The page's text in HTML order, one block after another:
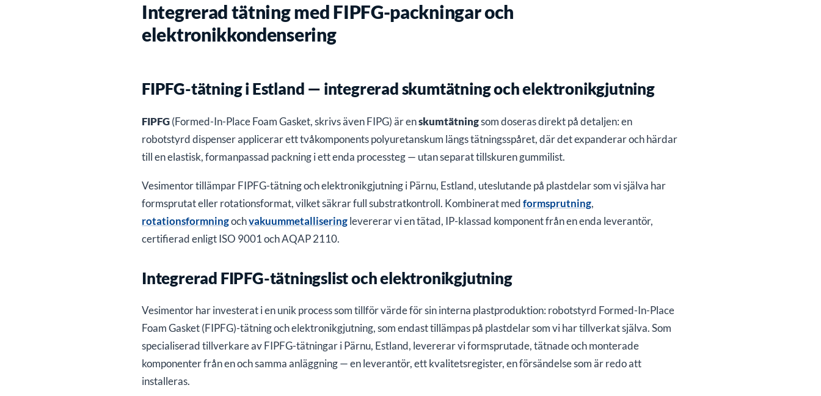
Integrerad tätning med FIPFG-packningar och
elektronikkondensering
FIPFG-tätning i Estland — integrerad skumtätning och elektronikgjutning
FIPFG(Formed-In-Place Foam Gasket, skrivs även FIPG) är enskumtätningsom doseras direkt på detaljen: en
robotstyrd dispenser applicerar ett tvåkomponents polyuretanskum längs tätningsspåret, där det expanderar och härdar
till en elastisk, formanpassad packning i ett enda processteg — utan separat tillskuren gummilist.
Vesimentor tillämpar FIPFG-tätning och elektronikgjutning i Pärnu, Estland, uteslutande på plastdelar som vi själva har
formsprutat eller rotationsformat, vilket säkrar full substratkontroll. Kombinerat medformsprutning,
rotationsformningochvakuummetalliseringlevererar vi en tätad, IP-klassad komponent från en enda leverantör,
certifierad enligt ISO 9001 och AQAP 2110.
Integrerad FIPFG-tätningslist och elektronikgjutning
Vesimentor har investerat i en unik process som tillför värde för sin interna plastproduktion: robotstyrd Formed-In-Place
Foam Gasket (FIPFG)-tätning och elektronikgjutning, som endast tillämpas på plastdelar som vi har tillverkat själva. Som
specialiserad tillverkare av FIPFG-tätningar i Pärnu, Estland, levererar vi formsprutade, tätnade och monterade
komponenter från en och samma anläggning — en leverantör, ett kvalitetsregister, en försändelse som är redo att
installeras.